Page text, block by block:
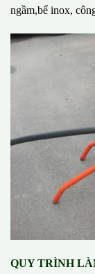
ngầm,bể inox,
QUY TRÌNH